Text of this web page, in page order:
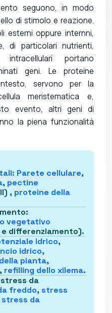
seguono, in modo
di stimolo e reazione.
esterni oppure internni,
di particolari nutrienti,
portano
geni. Le proteine
servono per la
meristematica e,
evento, altri geni di
la piena funzionalità
: Parete cellulare,
, pectine
, proteine della
:
vegetativo
differenziamento).
idrico,
idrico,
pianta,
, refilling dello xilema.
da
freddo, stress
stress da